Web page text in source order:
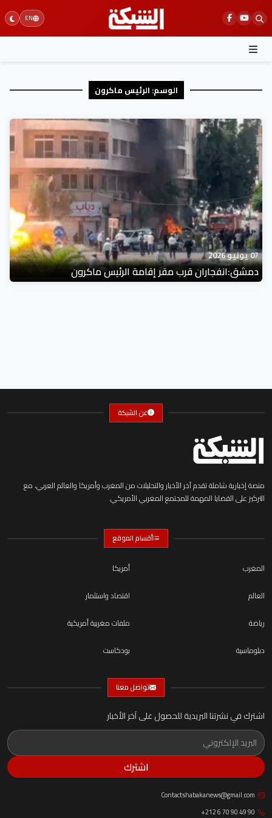
Skip
to
content
EN
الوسم: الرئيس ماكرون
07 يونيو 2026
دمشق:انفجاران قرب مقر إقامة الرئيس ماكرون
عن الشبكة
منصة إخبارية شاملة تقدم آخر الأخبار والتحليلات من المغرب وأمريكا والعالم العربي، مع
التركيز على القضايا المهمة للمجتمع المغربي الأمريكي.
أقسام الموقع
المغرب
أمريكا
العالم
اقتصاد واستثمار
رياضة
ملفات مغربية أمريكية
دبلوماسية
بودكاست
تواصل معنا
اشترك في نشرتنا البريدية للحصول على آخر الأخبار
اشترك
Contactshabakanews@gmail.com
+212 6 70 90 49 90